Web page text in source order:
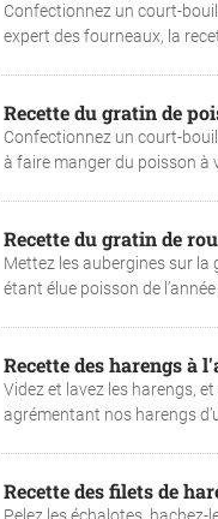
Confectionnez un court-
expert des fourneaux, la
Recette du gratin de
Confectionnez un court-
à faire manger du poisson à
Recette du gratin de
Mettez les aubergines sur la
étant élue poisson de
Recette des harengs à
Videz et lavez les harengs,
agrémentant nos harengs
Recette des filets de